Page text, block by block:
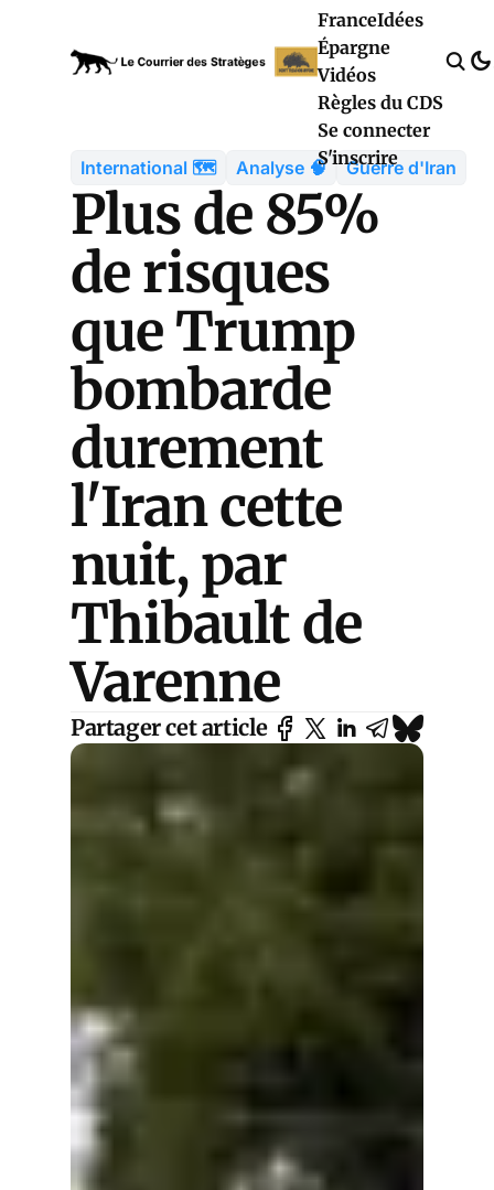
FranceIdées
Épargne
Vidéos
Règles du CDS
Se connecter
S'inscrire
International 🗺️ Analyse 🧠 Guerre d'Iran
Plus de 85%
de risques
que Trump
bombarde
durement
l'Iran cette
nuit, par
Thibault de
Varenne
Partager cet article